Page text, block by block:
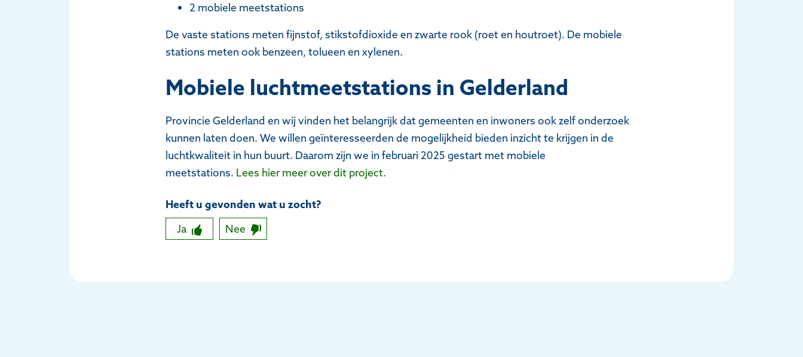
2 mobiele meetstations
De vaste stations meten fijnstof, stikstofdioxide en zwarte rook (roet en houtroet). De mobiele
stations meten ook benzeen, tolueen en xylenen.
Mobiele luchtmeetstations in Gelderland
Provincie Gelderland en wij vinden het belangrijk dat gemeenten en inwoners ook zelf onderzoek
kunnen laten doen. We willen geïnteresseerden de mogelijkheid bieden inzicht te krijgen in de
luchtkwaliteit in hun buurt. Daarom zijn we in februari 2025 gestart met mobiele
meetstations. Lees hier meer over dit project.
Heeft u gevonden wat u zocht?
Ja
Nee